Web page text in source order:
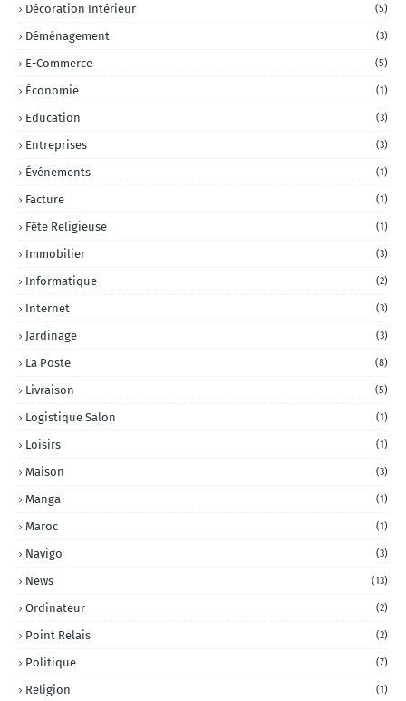
Décoration Intérieur (5)
Déménagement (3)
E-Commerce (5)
Économie (1)
Education (3)
Entreprises (3)
Événements (1)
Facture (1)
Fête Religieuse (1)
Immobilier (3)
Informatique (2)
Internet (3)
Jardinage (3)
La Poste (8)
Livraison (5)
Logistique Salon (1)
Loisirs (1)
Maison (3)
Manga (1)
Maroc (1)
Navigo (3)
News (13)
Ordinateur (2)
Point Relais (2)
Politique (7)
Religion (1)